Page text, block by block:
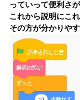
っていって便利さ
これから説明にこ
その方が分かりや